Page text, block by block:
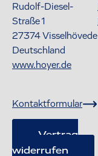
Rudolf-Diesel-
Straße 1
27374Visselhövede
Deutschland
www.hoyer.de
Kontaktformular
Vertrag
widerrufen